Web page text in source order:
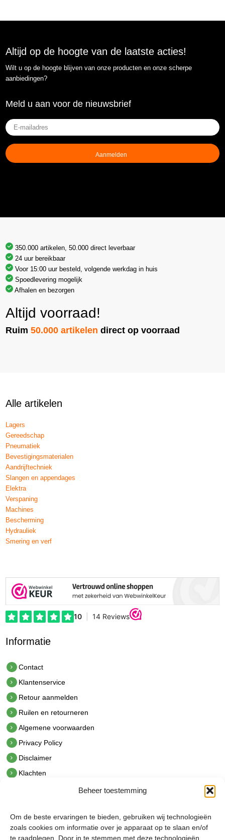
Beheer toestemming
Om de beste ervaringen te bieden, gebruiken wij technologieën
zoals cookies om informatie over je apparaat op te slaan en/of
te raadplegen. Door in te stemmen met deze technologieën
Altijd op de hoogte van de laatste acties!
Wilt u op de hoogte blijven van onze producten en onze scherpe
aanbiedingen?
Meld u aan voor de nieuwsbrief
E-
mailadres
(Vereist)
350.000 artikelen, 50.000 direct leverbaar
24 uur bereikbaar
Voor 15:00 uur besteld, volgende werkdag in huis
Spoedlevering mogelijk
Afhalen en bezorgen
Altijd voorraad!
Ruim50.000 artikelen direct op voorraad
Alle artikelen
Lagers
Gereedschap
Pneumatiek
Bevestigingsmaterialen
Aandrijftechniek
Slangen en appendages
Elektra
Verspaning
Machines
Bescherming
Hydrauliek
Smering en verf
Informatie
Contact
Klantenservice
Retour aanmelden
Ruilen en retourneren
Algemene voorwaarden
Privacy Policy
Disclaimer
Klachten
hetindustriehuis B.V.
De Hoek 1 1601 MR Enkhuizen
t.0228 53 00 40